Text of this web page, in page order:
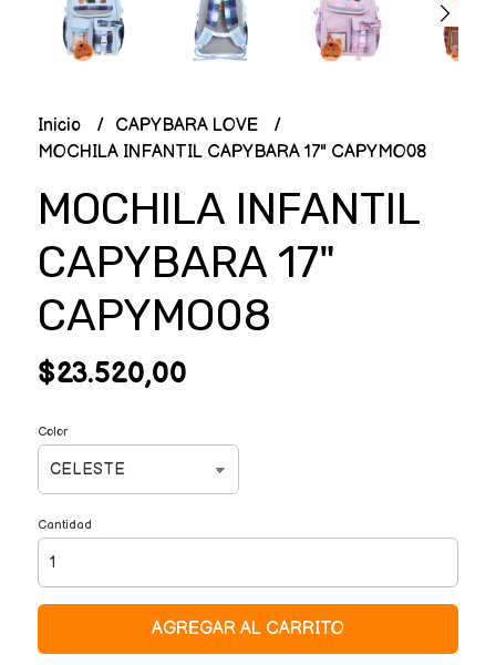
Inicio
CAPYBARA LOVE
MOCHILA INFANTIL CAPYBARA 17" CAPYMO08
MOCHILA INFANTIL
CAPYBARA 17"
CAPYMO08
$23.520,00
Color
Cantidad
AGREGAR AL CARRITO